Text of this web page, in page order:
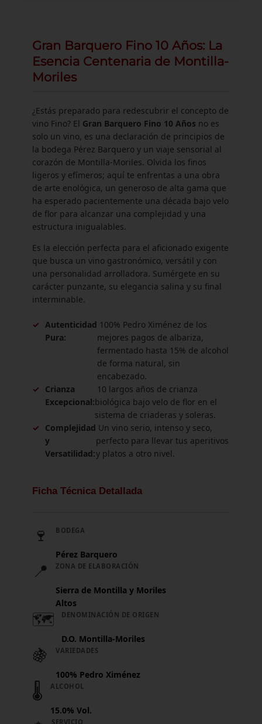
Gran Barquero Fino 10 Años: La
Esencia Centenaria de Montilla-
Moriles
¿Estás preparado para redescubrir el concepto de
vino Fino? El Gran Barquero Fino 10 Años no es
solo un vino, es una declaración de principios de
la bodega Pérez Barquero y un viaje sensorial al
corazón de Montilla-Moriles. Olvida los finos
ligeros y efímeros; aquí te enfrentas a una obra
de arte enológica, un generoso de alta gama que
ha esperado pacientemente una década bajo velo
de flor para alcanzar una complejidad y una
estructura inigualables.
Es la elección perfecta para el aficionado exigente
que busca un vino gastronómico, versátil y con
una personalidad arrolladora. Sumérgete en su
carácter punzante, su elegancia salina y su final
interminable.
✓ Autenticidad
Pura:
100% Pedro Ximénez de los
mejores pagos de albariza,
fermentado hasta 15% de alcohol
de forma natural, sin
encabezado.
✓
Crianza
Excepcional:
10 largos años de crianza
biológica bajo velo de flor en el
sistema de criaderas y soleras.
✓
Complejidad
y
Versatilidad:
Un vino serio, intenso y seco,
perfecto para llevar tus aperitivos
y platos a otro nivel.
Ficha Técnica Detallada
🍷 BODEGA
Pérez Barquero
📍 ZONA DE ELABORACIÓN
Sierra de Montilla y Moriles
Altos
🗺️ DENOMINACIÓN DE ORIGEN
D.O. Montilla-Moriles
🍇 VARIEDADES
100% Pedro Ximénez
🌡️ ALCOHOL
15.0% Vol.
SERVICIO